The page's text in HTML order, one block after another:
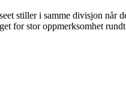
stiller i samme divisjon når
for stor oppmerksomhet